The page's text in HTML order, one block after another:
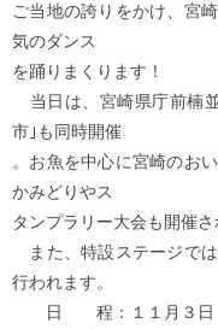
ご当地の誇りをかけ、宮
気のダンス
を踊りまくります！
当日は、宮崎県庁前楠
市｣も同時開催
。お魚を中心に宮崎のお
かみどりやス
タンプラリー大会も開催さ
また、特設ステージで
行われます。
日 程：１１月３日（